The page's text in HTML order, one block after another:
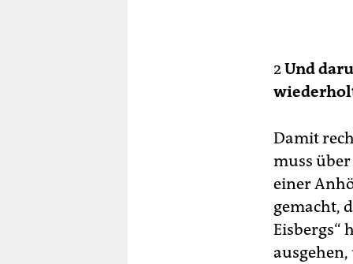
2 Und
Damit
muss über
einer
gemacht,
Eisbergs“
ausgehen,